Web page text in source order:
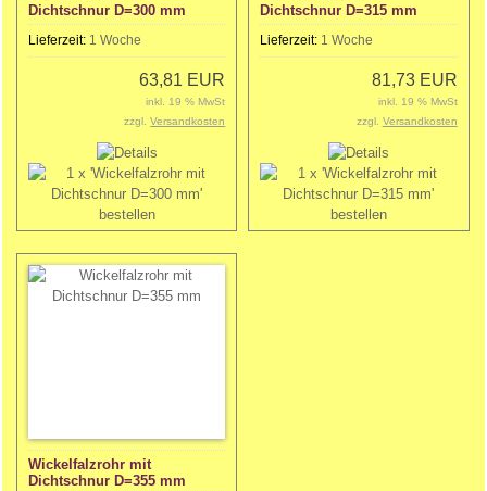
Dichtschnur D=300 mm
Lieferzeit: 1 Woche
63,81 EUR
inkl. 19 % MwSt
zzgl.Versandkosten
Dichtschnur D=315 mm
Lieferzeit: 1 Woche
81,73 EUR
inkl. 19 % MwSt
zzgl. Versandkosten
Wickelfalzrohr mit
Dichtschnur D=355 mm